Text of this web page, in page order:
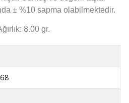
± %10 sapma olabilmektedir.
8.00 gr.